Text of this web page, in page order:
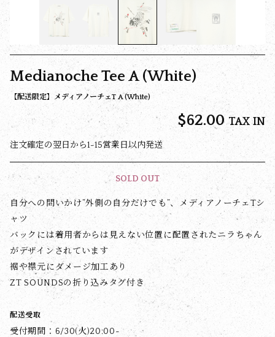
Medianoche Tee A (White)
【配送限定】メディアノーチェT A (White)
$‌62.00TAX IN
注文確定の翌日から1-15営業日以内発送
SOLD OUT
自分への問いかけ”外側の自分だけでも”、メディアノーチェTシ
ャツ
バックには着用者からは見えない位置に配置されたニラちゃん
がデザインされています
裾や襟元にダメージ加工あり
ZT SOUNDSの折り込みタグ付き
配送受取
受付期間：6/30(火)20:00~